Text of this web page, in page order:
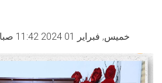
خميس, فبراير 01 2024 11:42 صباحا